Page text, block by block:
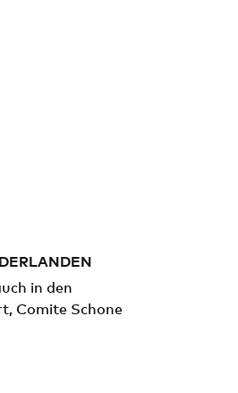
in den
Comite Schone